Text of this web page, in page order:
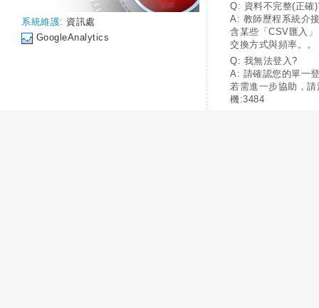
系統維護: 資訊處
GoogleAnalytics
Q: 資料不完整(正確
A: 教師歷程系統介
含某些「CSV匯入
交換方式與頻率。。
Q: 我無法登入?
A: 請確認您的單一
若需進一步協助，
機:3484